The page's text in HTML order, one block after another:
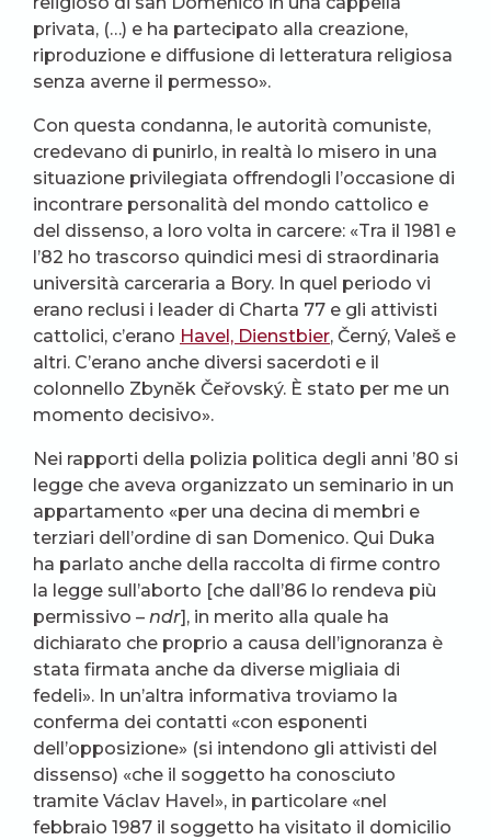
privata, (…) e ha partecipato alla creazione,
riproduzione e diffusione di letteratura religiosa
senza averne il permesso».
Con questa condanna, le autorità comuniste,
credevano di punirlo, in realtà lo misero in una
situazione privilegiata offrendogli l’occasione di
incontrare personalità del mondo cattolico e
del dissenso, a loro volta in carcere: «Tra il 1981 e
l’82 ho trascorso quindici mesi di straordinaria
università carceraria a Bory. In quel periodo vi
erano reclusi i leader di Charta 77 e gli attivisti
cattolici, c’erano Havel, Dienstbier, Černý, Valeš e
altri. C’erano anche diversi sacerdoti e il
colonnello Zbyněk Čeřovský. È stato per me un
momento decisivo».
Nei rapporti della polizia politica degli anni ’80 si
legge che aveva organizzato un seminario in un
appartamento «per una decina di membri e
terziari dell’ordine di san Domenico. Qui Duka
ha parlato anche della raccolta di firme contro
la legge sull’aborto [che dall’86 lo rendeva più
permissivo – ndr], in merito alla quale ha
dichiarato che proprio a causa dell’ignoranza è
stata firmata anche da diverse migliaia di
fedeli». In un’altra informativa troviamo la
conferma dei contatti «con esponenti
dell’opposizione» (si intendono gli attivisti del
dissenso) «che il soggetto ha conosciuto
tramite Václav Havel», in particolare «nel
febbraio 1987 il soggetto ha visitato il domicilio